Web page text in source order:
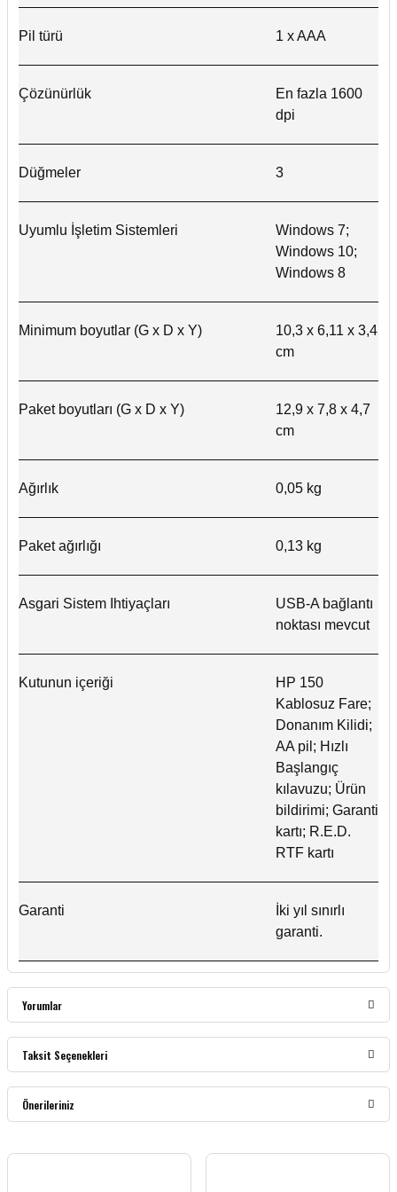
Pil türü 1 x AAA
Çözünürlük
En fazla 1600
dpi
Düğmeler 3
Uyumlu İşletim Sistemleri
Windows 7;
Windows 10;
Windows 8
Minimum boyutlar (G x D x Y)
10,3 x 6,11 x 3,4
cm
Paket boyutları (G x D x Y)
12,9 x 7,8 x 4,7
cm
Ağırlık 0,05 kg
Paket ağırlığı 0,13 kg
Asgari Sistem Ihtiyaçları
USB-A bağlantı
noktası mevcut
Kutunun içeriği
HP 150
Kablosuz Fare;
Donanım Kilidi;
AA pil; Hızlı
Başlangıç
kılavuzu; Ürün
bildirimi; Garanti
kartı; R.E.D.
RTF kartı
Garanti
İki yıl sınırlı
garanti.
Yorumlar
Bu ürüne ilk yorumu siz yapın!
Taksit Seçenekleri
Önerileriniz
Bu ürünün fiyat bilgisi, resim, ürün açıklamalarında ve diğer konularda yetersiz